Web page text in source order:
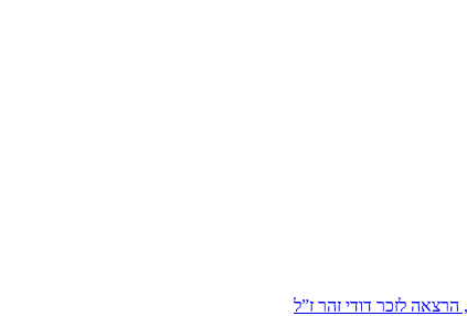
לזכר דודי זהר ז”ל